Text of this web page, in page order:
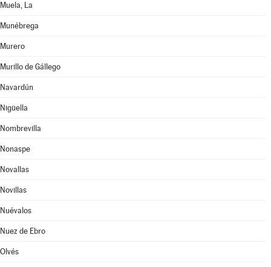
Muela, La
Munébrega
Murero
Murillo de Gállego
Navardún
Nigüella
Nombrevilla
Nonaspe
Novallas
Novillas
Nuévalos
Nuez de Ebro
Olvés